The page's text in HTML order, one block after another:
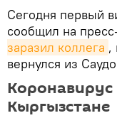
Сегодня первый
сообщил на
заразил коллега ,
вернулся из
Кыргызстане